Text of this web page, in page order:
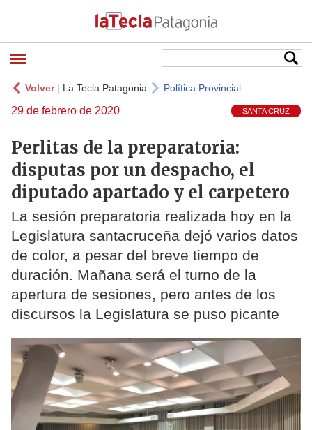
Volver| La Tecla Patagonia Política Provincial
29 de febrero de 2020 SANTA CRUZ
Perlitas de la preparatoria:
disputas por un despacho, el
diputado apartado y el carpetero
La sesión preparatoria realizada hoy en la
Legislatura santacruceña dejó varios datos
de color, a pesar del breve tiempo de
duración. Mañana será el turno de la
apertura de sesiones, pero antes de los
discursos la Legislatura se puso picante